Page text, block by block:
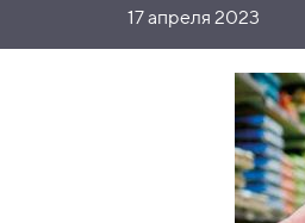
17 апреля 2023